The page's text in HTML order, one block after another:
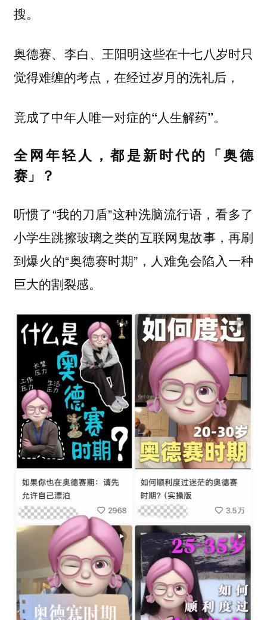
搜。
奥德赛、李白、王阳明这些在十七八岁时只
觉得难缠的考点，在经过岁月的洗礼后，
竟成了中年人唯一对症的“人生解药”。
全网年轻人，都是新时代的「奥德
赛」？
听惯了“我的刀盾”这种洗脑流行语，看多了
小学生跳擦玻璃之类的互联网鬼故事，再刷
到爆火的“奥德赛时期”，人难免会陷入一种
巨大的割裂感。